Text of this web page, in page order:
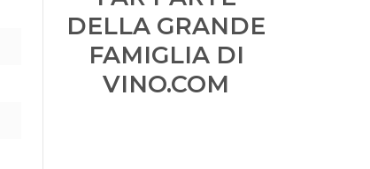
DELLA GRANDE
FAMIGLIA DI
VINO.COM